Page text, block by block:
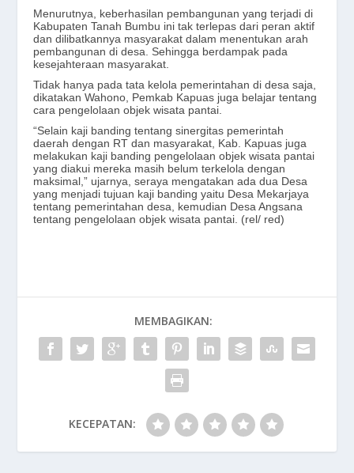
Menurutnya, keberhasilan pembangunan yang terjadi di
Kabupaten Tanah Bumbu ini tak terlepas dari peran aktif
dan dilibatkannya masyarakat dalam menentukan arah
pembangunan di desa. Sehingga berdampak pada
kesejahteraan masyarakat.
Tidak hanya pada tata kelola pemerintahan di desa saja,
dikatakan Wahono, Pemkab Kapuas juga belajar tentang
cara pengelolaan objek wisata pantai.
“Selain kaji banding tentang sinergitas pemerintah
daerah dengan RT dan masyarakat, Kab. Kapuas juga
melakukan kaji banding pengelolaan objek wisata pantai
yang diakui mereka masih belum terkelola dengan
maksimal,” ujarnya, seraya mengatakan ada dua Desa
yang menjadi tujuan kaji banding yaitu Desa Mekarjaya
tentang pemerintahan desa, kemudian Desa Angsana
tentang pengelolaan objek wisata pantai. (rel/ red)
MEMBAGIKAN:
KECEPATAN: